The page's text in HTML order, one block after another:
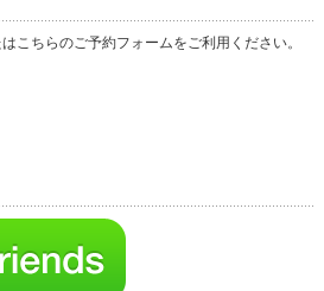
こちらのご予約フォームをご利用ください。